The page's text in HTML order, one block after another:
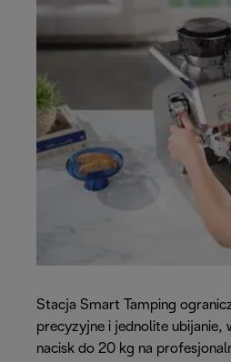
Stacja Smart Tamping
precyzyjne i jednolite ubijanie,
nacisk do 20 kg na